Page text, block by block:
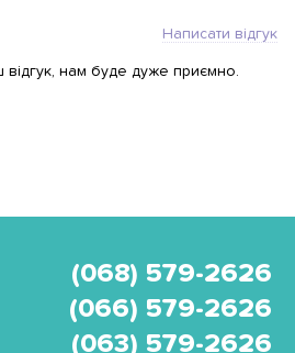
Написати відгук
відгук, нам буде дуже приємно.
(068) 579-2626
(066) 579-2626
(063) 579-2626